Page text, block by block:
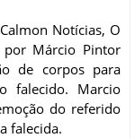
Notícias, O
por Márcio Pintor
de corpos para
falecido. Marcio
do referido
falecida.